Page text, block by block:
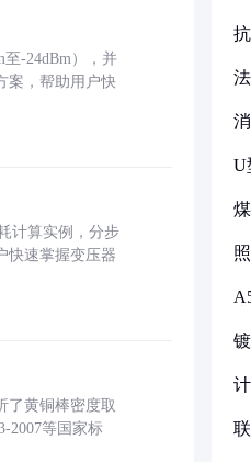
-24dBm），并
案，帮助用户快
计算实例，分步
快速掌握变压器
了黄铜棒密度取
2007等国家标
U